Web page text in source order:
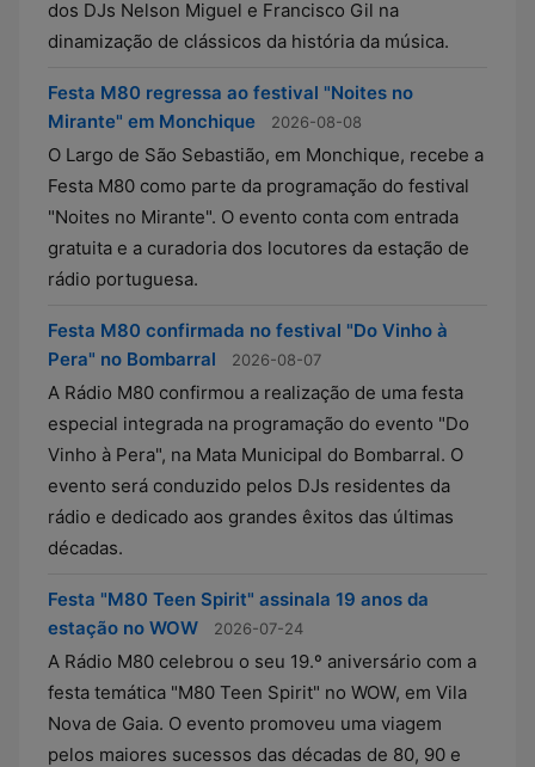
dos DJs Nelson Miguel e Francisco Gil na
dinamização de clássicos da história da música.
Festa M80 regressa ao festival "Noites no
Mirante" em Monchique
2026-08-08
O Largo de São Sebastião, em Monchique, recebe a
Festa M80 como parte da programação do festival
"Noites no Mirante". O evento conta com entrada
gratuita e a curadoria dos locutores da estação de
rádio portuguesa.
Festa M80 confirmada no festival "Do Vinho à
Pera" no Bombarral
2026-08-07
A Rádio M80 confirmou a realização de uma festa
especial integrada na programação do evento "Do
Vinho à Pera", na Mata Municipal do Bombarral. O
evento será conduzido pelos DJs residentes da
rádio e dedicado aos grandes êxitos das últimas
décadas.
Festa "M80 Teen Spirit" assinala 19 anos da
estação no WOW
2026-07-24
A Rádio M80 celebrou o seu 19.º aniversário com a
festa temática "M80 Teen Spirit" no WOW, em Vila
Nova de Gaia. O evento promoveu uma viagem
pelos maiores sucessos das décadas de 80, 90 e